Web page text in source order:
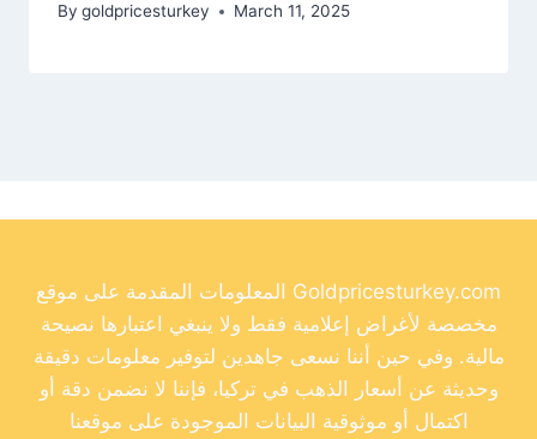
By goldpricesturkey March 11, 2025
المعلومات المقدمة على موقع Goldpricesturkey.com
مخصصة لأغراض إعلامية فقط ولا ينبغي اعتبارها نصيحة
مالية. وفي حين أننا نسعى جاهدين لتوفير معلومات دقيقة
وحديثة عن أسعار الذهب في تركيا، فإننا لا نضمن دقة أو
اكتمال أو موثوقية البيانات الموجودة على موقعنا